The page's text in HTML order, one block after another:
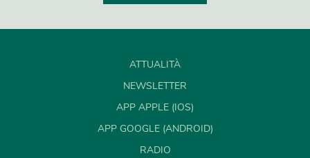
ATTUALITÀ
NEWSLETTER
APP APPLE (IOS)
APP GOOGLE (ANDROID)
RADIO